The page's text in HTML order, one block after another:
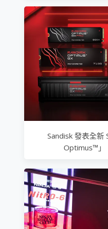
Sandisk 發表全新
Optimus™」